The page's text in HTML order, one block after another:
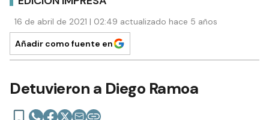
16 de abril de 2021 | 02:49 actualizado hace 5 años
Añadir como fuente en
Detuvieron a Diego Ramoa